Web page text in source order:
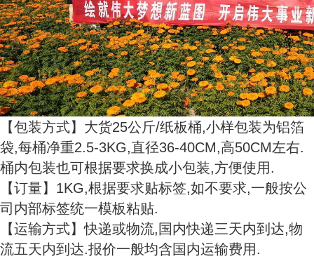
【包装方式】大货25公斤/纸板桶,小样包装为铝箔
袋,每桶净重2.5-3KG,直径36-40CM,高50CM左右.
桶内包装也可根据要求换成小包装,方便使用.
【订量】1KG,根据要求贴标签,如不要求,一般按公
司内部标签统一模板粘贴.
【运输方式】快递或物流,国内快递三天内到达,物
流五天内到达.报价一般均含国内运输费用.